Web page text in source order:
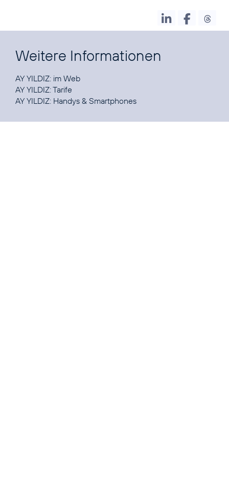
Weitere Informationen
AY YILDIZ: im Web
AY YILDIZ:Tarife
AY YILDIZ: Handys & Smartphones